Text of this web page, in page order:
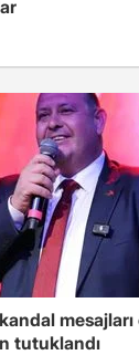
mesajları
tutuklandı